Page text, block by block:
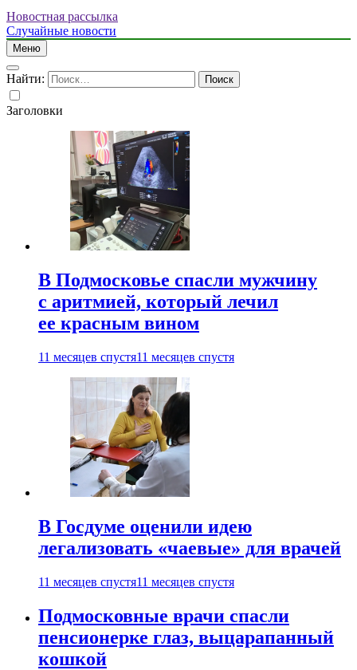
Новостная рассылка
Случайные новости
Меню
Найти:
Заголовки
В Подмосковье спасли мужчину
с аритмией, который лечил
ее красным вином
11 месяцев спустя11 месяцев спустя
В Госдуме оценили идею
легализовать «чаевые» для врачей
11 месяцев спустя11 месяцев спустя
Подмосковные врачи спасли
пенсионерке глаз, выцарапанный
кошкой